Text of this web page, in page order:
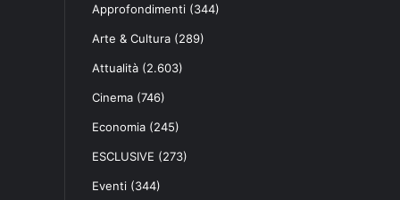
Approfondimenti (344)
Arte & Cultura (289)
Attualità (2.603)
Cinema (746)
Economia (245)
ESCLUSIVE (273)
Eventi (344)